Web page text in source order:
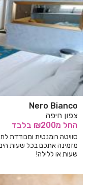
Nero Bianco
צפון חיפה
החל מ₪200 בלבד
סוויטה רומנטית ומבודדת
מזמינה אתכם בכל שעות
שעות או ללילה!